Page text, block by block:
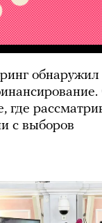
обнаружил
где
с выборов